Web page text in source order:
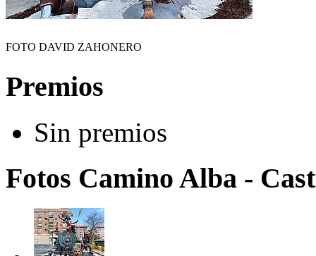
FOTO DAVID ZAHONERO
Premios
Sin premios
Fotos Camino Alba -